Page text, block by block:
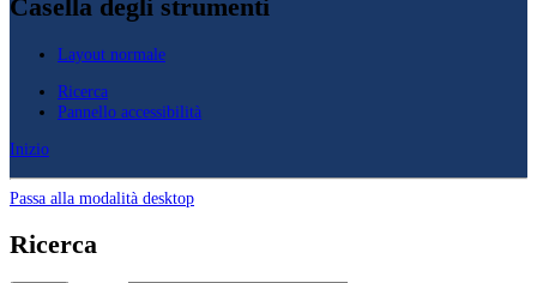
Casella degli strumenti
Layout normale
Ricerca
Pannello accessibilità
Inizio
Passa alla modalità desktop
Ricerca